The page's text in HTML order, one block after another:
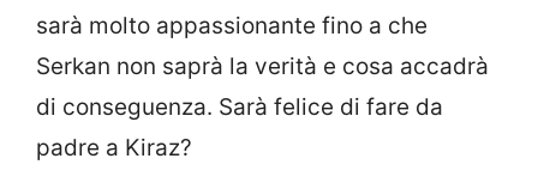
sarà molto appassionante fino a che
Serkan non saprà la verità e cosa accadrà
di conseguenza. Sarà felice di fare da
padre a Kiraz?